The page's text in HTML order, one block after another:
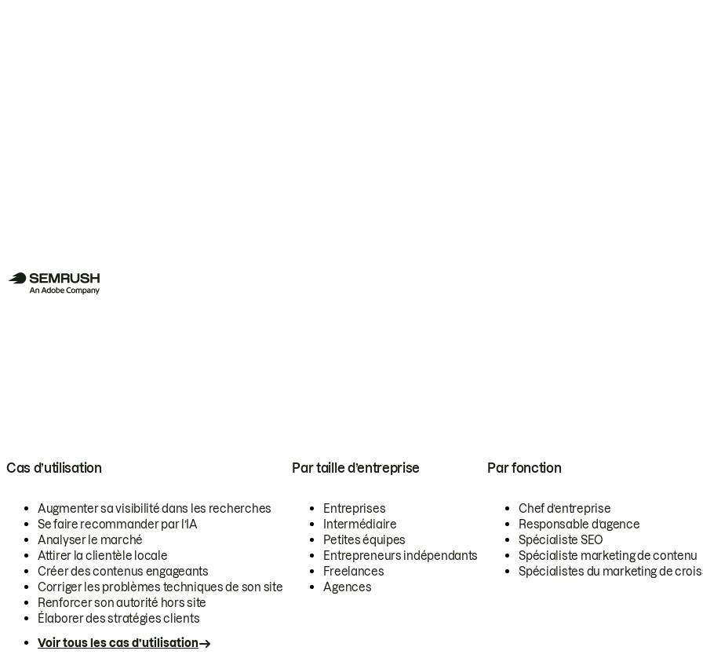
Cas d’utilisation
Augmenter sa visibilité dans les recherches
Se faire recommander par l’IA
Analyser le marché
Attirer la clientèle locale
Créer des contenus engageants
Corriger les problèmes techniques de son site
Renforcer son autorité hors site
Élaborer des stratégies clients
Voir tous les cas d’utilisation
Par taille d’entreprise
Entreprises
Intermédiaire
Petites équipes
Entrepreneurs indépendants
Freelances
Agences
Par fonction
Chef d’entreprise
Responsable d’agence
Spécialiste SEO
Spécialiste marketing de contenu
Spécialistes du marketing de